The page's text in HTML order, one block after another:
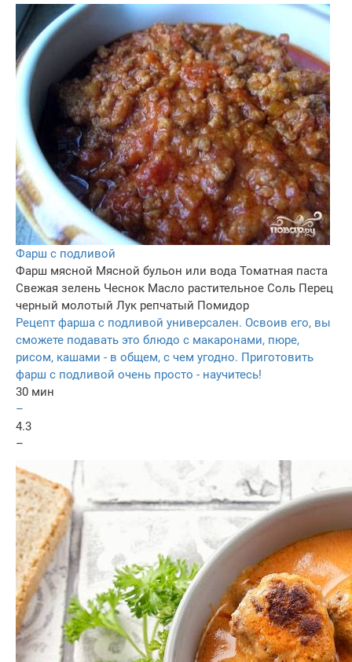
Фарш с подливой
Фарш мясной Мясной бульон или вода Томатная паста
Свежая зелень Чеснок Масло растительное Соль Перец
черный молотый Лук репчатый Помидор
Рецепт фарша с подливой универсален. Освоив его, вы
сможете подавать это блюдо с макаронами, пюре,
рисом, кашами - в общем, с чем угодно. Приготовить
фарш с подливой очень просто - научитесь!
30 мин
–
4.3
–